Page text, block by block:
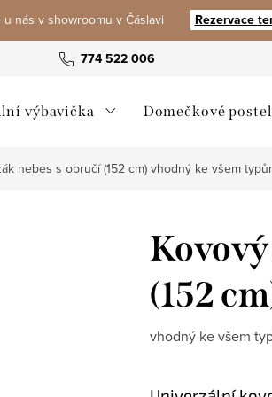
nás v showroomu v Čáslavi Rezervace
774 522 006
výbavička Domečkové
nebes s obručí (152 cm) vhodný ke všem
(152
vhodný ke všem